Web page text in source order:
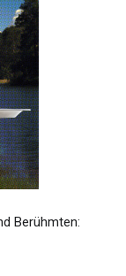
Berühmten: